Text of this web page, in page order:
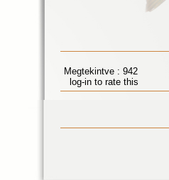
Megtekintve : 942
log-in to rate this